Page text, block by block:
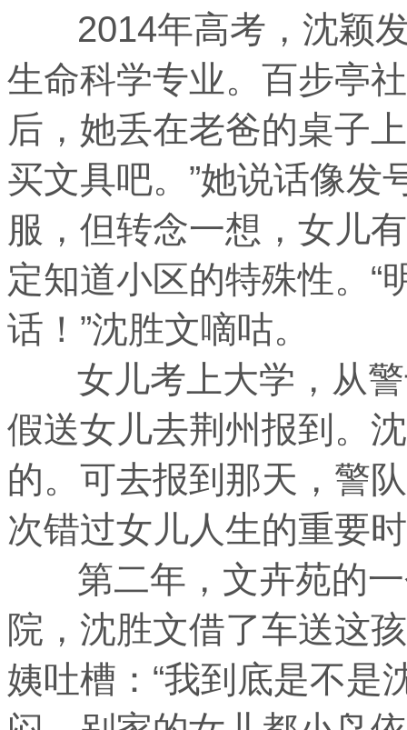
2014年高考，沈颖发
生命科学专业。百步亭
后，她丢在老爸的桌子
买文具吧。”她说话像发
服，但转念一想，女儿
定知道小区的特殊性。“
话！”沈胜文嘀咕。
女儿考上大学，从警
假送女儿去荆州报到。
的。可去报到那天，警
次错过女儿人生的重要
第二年，文卉苑的一
院，沈胜文借了车送这
姨吐槽：“我到底是不是